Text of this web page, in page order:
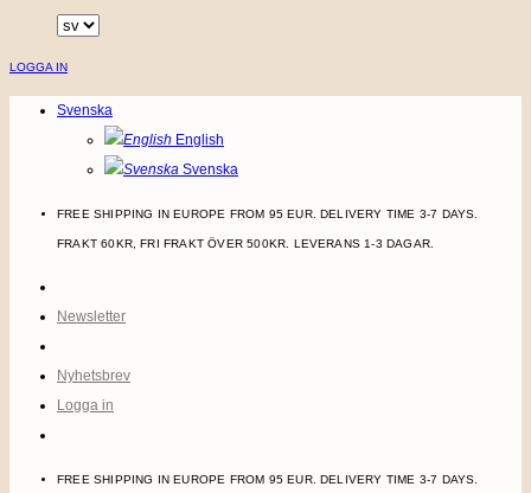
LOGGA IN
Svenska
English
Svenska
FREE SHIPPING IN EUROPE FROM 95 EUR. DELIVERY TIME 3-7 DAYS.
FRAKT 60KR, FRI FRAKT ÖVER 500KR. LEVERANS 1-3 DAGAR.
Newsletter
Nyhetsbrev
Logga in
FREE SHIPPING IN EUROPE FROM 95 EUR. DELIVERY TIME 3-7 DAYS.